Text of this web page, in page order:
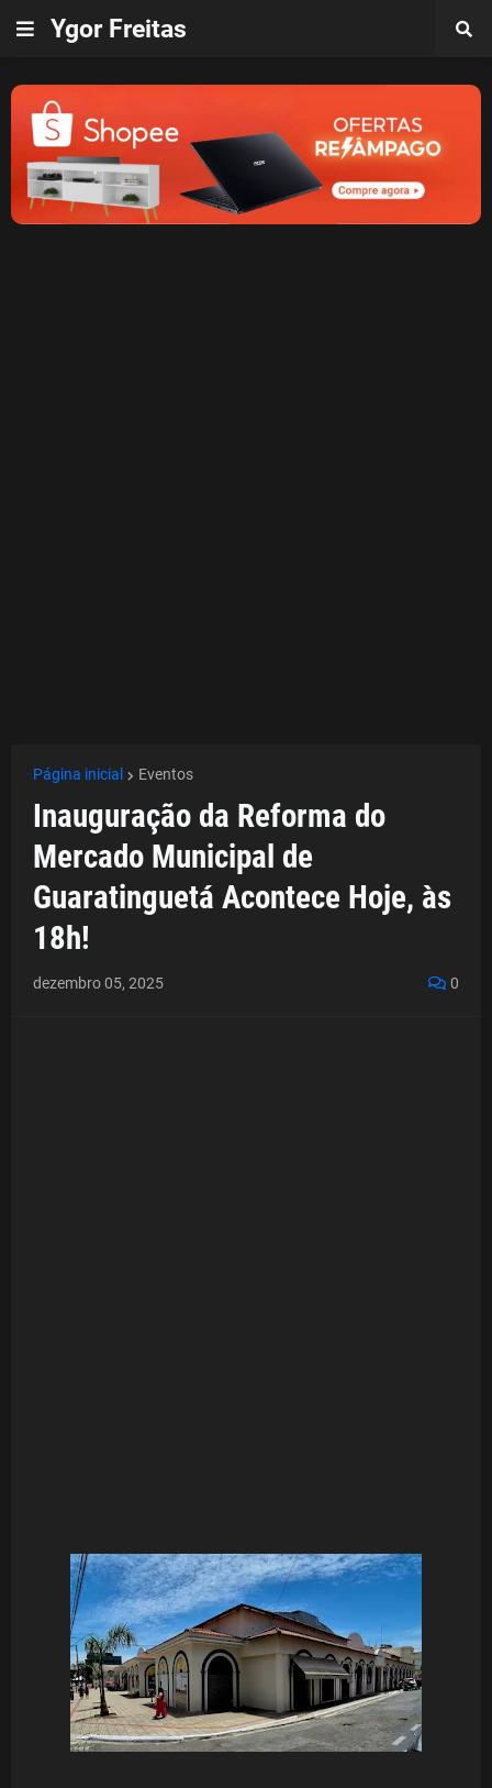
Ygor Freitas
Página inicial Eventos
Inauguração da Reforma do
Mercado Municipal de
Guaratinguetá Acontece Hoje, às
18h!
dezembro 05, 2025 0